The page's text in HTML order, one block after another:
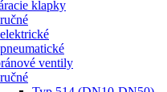
klapky
ručné
elektrické
pneumatické
ventily
ručné